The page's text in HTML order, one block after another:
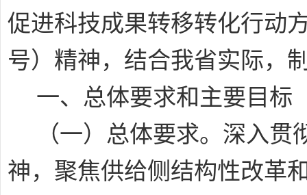
促进科技成果转移转化行动
号）精神，结合我省实际，
一、总体要求和主要目标
（一）总体要求。深入贯
神，聚焦供给侧结构性改革